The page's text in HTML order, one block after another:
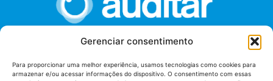
Gerenciar consentimento
Para proporcionar uma melhor experiência, usamos tecnologias como cookies para
armazenar e/ou acessar informações do dispositivo. O consentimento com essas
União dos Auditores Federais de Controle Externo -
AUDITAR